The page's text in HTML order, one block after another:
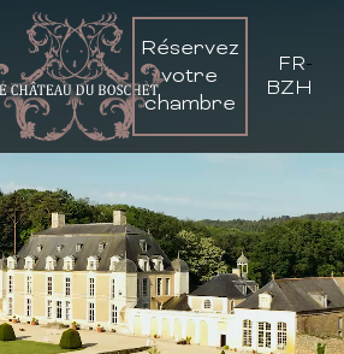
Réservez
votre
chambre
FR-
BZH